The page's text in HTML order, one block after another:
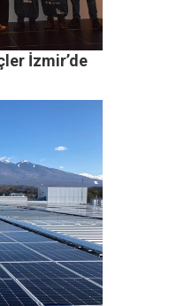
İzmir’de